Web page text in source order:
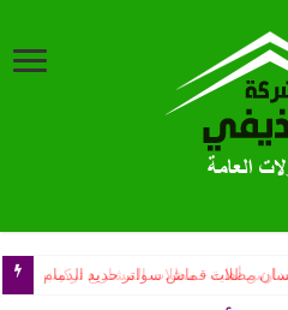
أهلية – مظلات المشاريع تركيب